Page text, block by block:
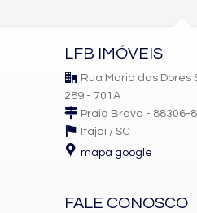
LFB IMÓVEIS
Rua Maria das Dores
289 - 701A
Praia Brava - 88306-
Itajaí / SC
mapa google
FALE CONOSCO